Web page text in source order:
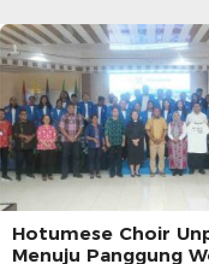
Hotumese Choir
Menuju Panggung